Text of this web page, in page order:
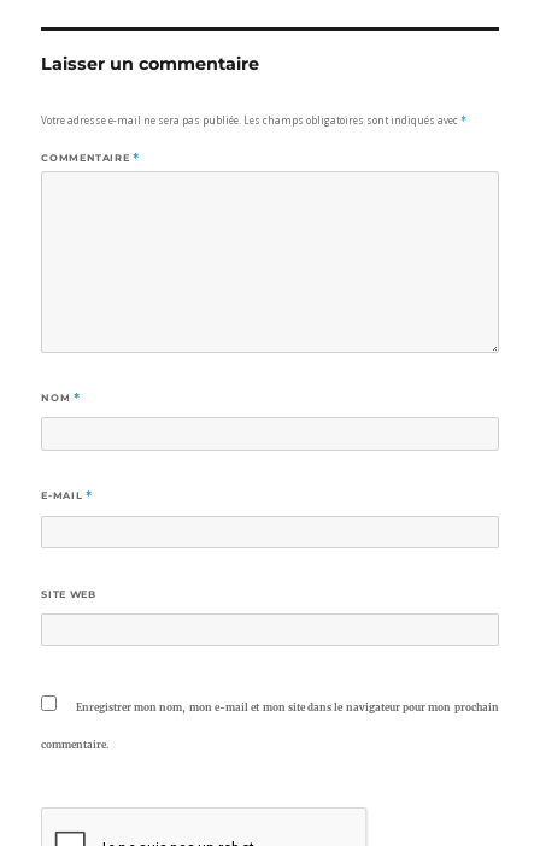
Laisser un commentaire
Votre adresse e-mail ne sera pas publiée. Les champs obligatoires sont indiqués avec*
COMMENTAIRE *
NOM *
E-MAIL *
SITE WEB
Enregistrer mon nom, mon e-mail et mon site dans le navigateur pour mon prochain
commentaire.